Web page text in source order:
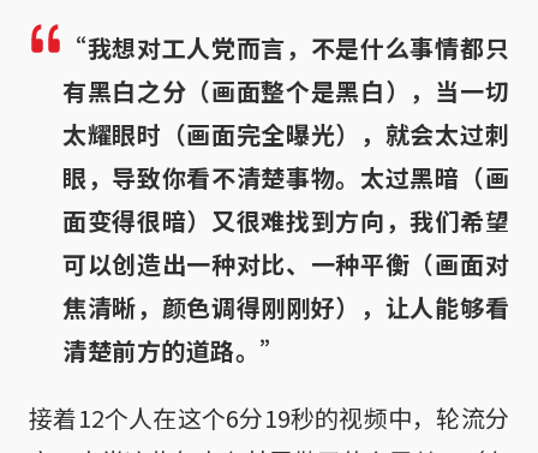
“我想对工人党而言，不是什么事情都只
有黑白之分（画面整个是黑白），当一切
太耀眼时（画面完全曝光），就会太过刺
眼，导致你看不清楚事物。太过黑暗（画
面变得很暗）又很难找到方向，我们希望
可以创造出一种对比、一种平衡（画面对
焦清晰，颜色调得刚刚好），让人能够看
清楚前方的道路。”
接着12个人在这个6分19秒的视频中，轮流分